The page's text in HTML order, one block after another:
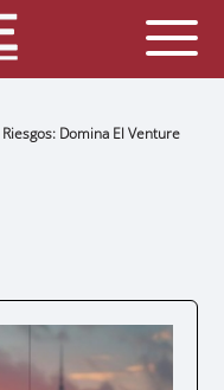
Domina El Venture